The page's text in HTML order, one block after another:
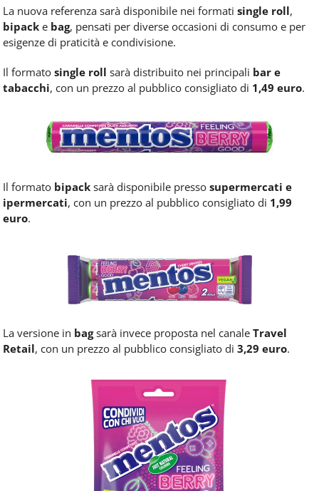
La nuova referenza sarà disponibile nei formati single roll,
bipack e bag, pensati per diverse occasioni di consumo e per
esigenze di praticità e condivisione.
Il formato single roll sarà distribuito nei principali bar e
tabacchi, con un prezzo al pubblico consigliato di 1,49 euro.
Il formato bipack sarà disponibile presso supermercati e
ipermercati, con un prezzo al pubblico consigliato di 1,99
euro.
La versione in bagsarà invece proposta nel canale Travel
Retail, con un prezzo al pubblico consigliato di 3,29 euro.